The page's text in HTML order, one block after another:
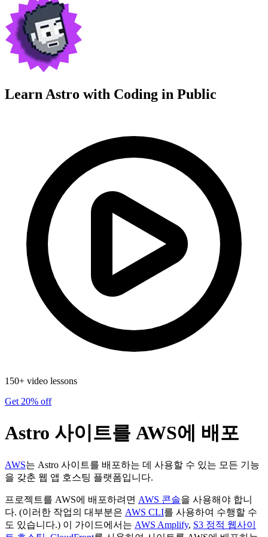
Learn Astro with Coding in Public
150+ video lessons
Get 20% off
Astro 사이트를 AWS에 배포
AWS는 Astro 사이트를 배포하는 데 사용할 수 있는 모든 기능
을 갖춘 웹 앱 호스팅 플랫폼입니다.
프로젝트를 AWS에 배포하려면 AWS 콘솔을 사용해야 합니
다. (이러한 작업의 대부분은 AWS CLI를 사용하여 수행할 수
도 있습니다.) 이 가이드에서는 AWS Amplify, S3 정적 웹사이